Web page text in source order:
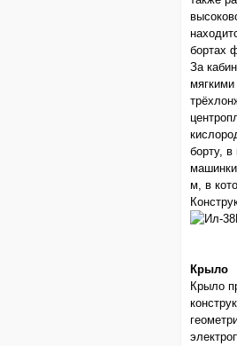
бортах
За
борту,
м, в
Крыло
Крыло